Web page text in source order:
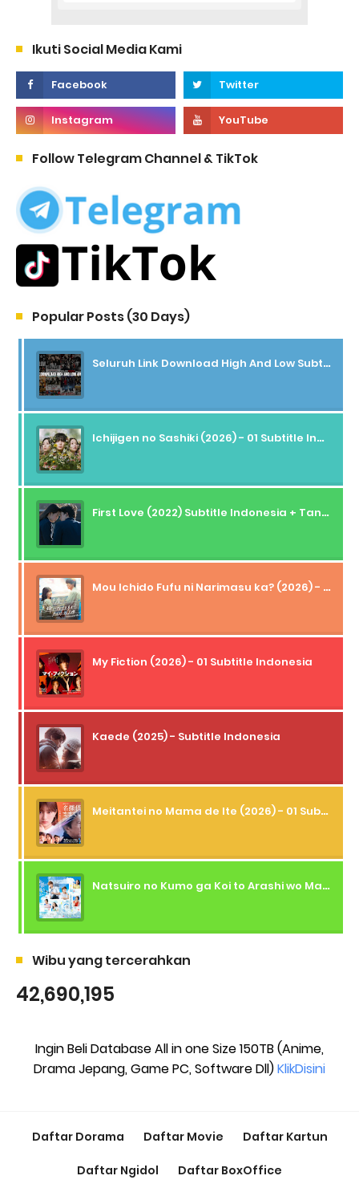
Ikuti Social Media Kami
Follow Telegram Channel & TikTok
Popular Posts (30 Days)
Seluruh Link Download High And Low Subtitle Indonesia
Ichijigen no Sashiki (2026) - 01 Subtitle Indonesia
First Love (2022) Subtitle Indonesia + Tanpa Iklan + Streaming + 1080p
Mou Ichido Fufu ni Narimasu ka? (2026) - 01 Subtitle Indonesia
My Fiction (2026) - 01 Subtitle Indonesia
Kaede (2025) - Subtitle Indonesia
Meitantei no Mama de Ite (2026) - 01 Subtitle Indonesia
Natsuiro no Kumo ga Koi to Arashi wo Makiokosu (2026) - 01 Subtitle Indonesia
Wibu yang tercerahkan
42,690,195
Ingin Beli Database All in one Size 150TB (Anime,
Drama Jepang, Game PC, Software Dll)KlikDisini
Daftar Dorama Daftar Movie Daftar Kartun
Daftar Ngidol Daftar BoxOffice